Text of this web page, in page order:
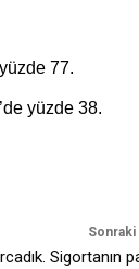
77.
yüzde 38.
Sigortanın